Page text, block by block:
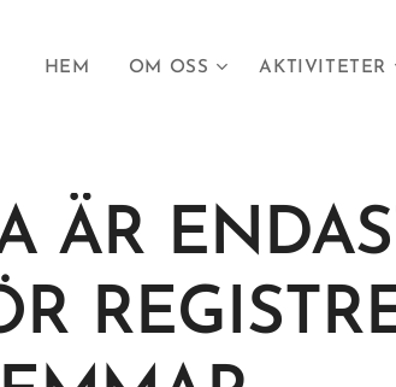
HEM OM OSS AKTIVITETER
ÄR